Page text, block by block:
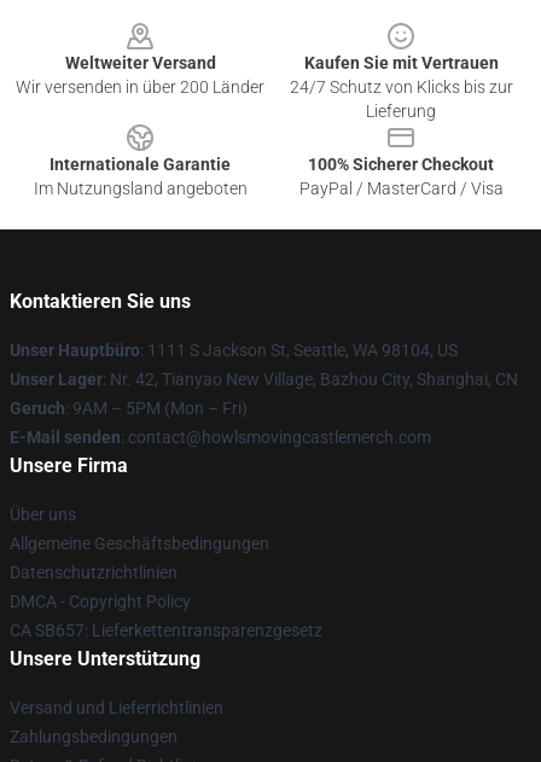
Weltweiter Versand
Wir versenden in über 200 Länder
Kaufen Sie mit Vertrauen
24/7 Schutz von Klicks bis zur
Lieferung
Internationale Garantie
Im Nutzungsland angeboten
100% Sicherer Checkout
PayPal / MasterCard / Visa
Kontaktieren Sie uns
Unser Hauptbüro: 1111 S Jackson St, Seattle, WA 98104, US
Unser Lager: Nr. 42, Tianyao New Village, Bazhou City, Shanghai, CN
Geruch: 9AM – 5PM (Mon – Fri)
E-Mail senden: contact@howlsmovingcastlemerch.com
Unsere Firma
Über uns
Allgemeine Geschäftsbedingungen
Datenschutzrichtlinien
DMCA - Copyright Policy
CA SB657: Lieferkettentransparenzgesetz
Unsere Unterstützung
Versand und Lieferrichtlinien
Zahlungsbedingungen